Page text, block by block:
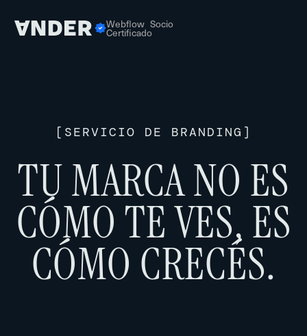
Webflow Socio
Certificado
[ SERVICIO DE BRANDING ]
TU MARCA NO ES
CÓMO TE VES, ES
CÓMO CRECÉS.